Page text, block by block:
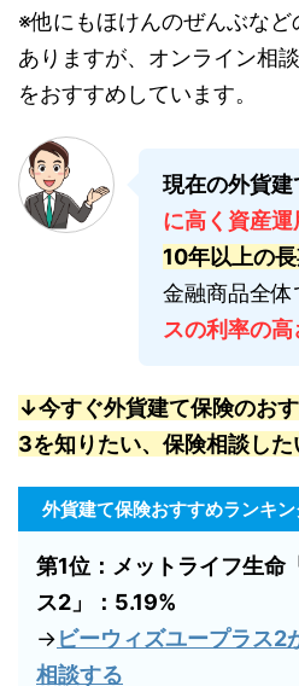
※他にもほけんのぜんぶな
ありますが、オンライン相
をおすすめしています。
現在の外貨建
に高く資産
10年以上の
金融商品全体
スの利率の高
↓今すぐ外貨建て保険のお
3を知りたい、保険相談し
外貨建て保険おすすめランキ
第1位：メットライフ生命
ス2」：5.19%
→ビーウィズユープラス2
相談する